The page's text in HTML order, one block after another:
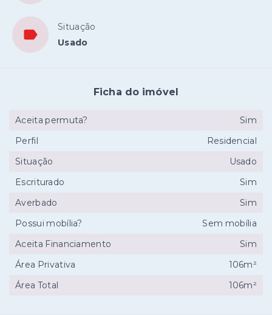
Situação
Usado
Ficha do imóvel
Aceita permuta?
Sim
Perfil
Residencial
Situação
Usado
Escriturado
Sim
Averbado
Sim
Possui mobília?
Sem mobília
Aceita Financiamento
Sim
Área Privativa
106m²
Área Total
106m²